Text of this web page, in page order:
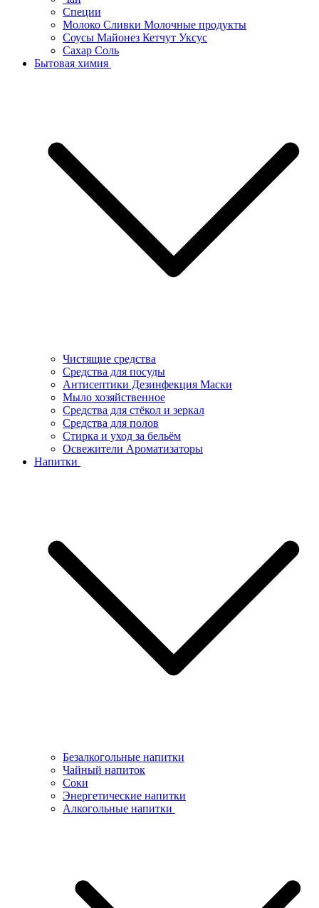
Специи
Молоко Сливки Молочные продукты
Соусы Майонез Кетчут Уксус
Сахар Соль
Бытовая химия
Чистящие средства
Средства для посуды
Антисептики Дезинфекция Маски
Мыло хозяйственное
Средства для стёкол и зеркал
Средства для полов
Стирка и уход за бельём
Освежители Ароматизаторы
Напитки
Безалкогольные напитки
Чайный напиток
Соки
Энергетические напитки
Алкогольные напитки